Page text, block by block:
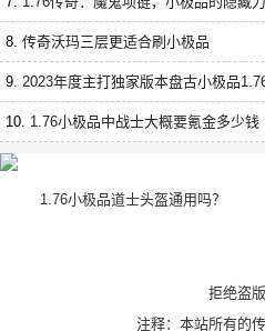
8. 传奇沃玛三层更适合刷小极品
9. 2023年度主打独家版本盘古小极品
10. 1.76小极品中战士大概要氪金多少钱
1.76小极品道士头盔通用吗？
拒绝盗
注释：本站所有的